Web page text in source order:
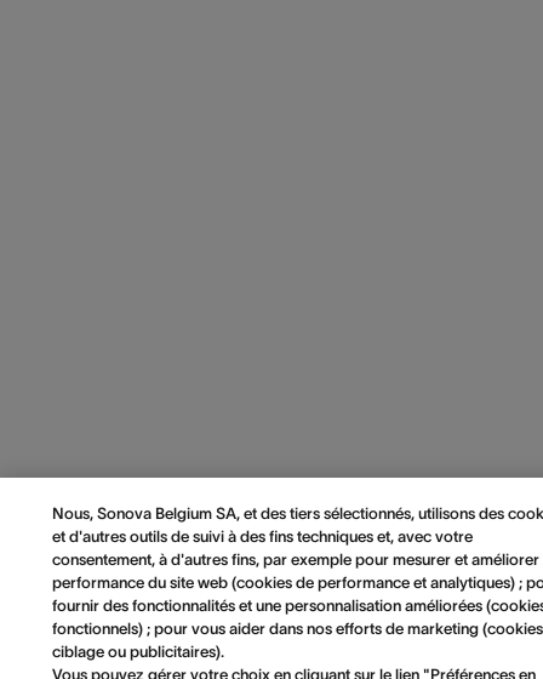
Nous, Sonova Belgium SA, et des tiers sélectionnés, utilisons des
et d'autres outils de suivi à des fins techniques et, avec votre
consentement, à d'autres fins, par exemple pour mesurer et améliorer
performance du site web (cookies de performance et analytiques) ;
fournir des fonctionnalités et une personnalisation améliorées
fonctionnels) ; pour vous aider dans nos efforts de marketing
ciblage ou publicitaires).
Vous pouvez gérer votre choix en cliquant sur le lien "Préférences en